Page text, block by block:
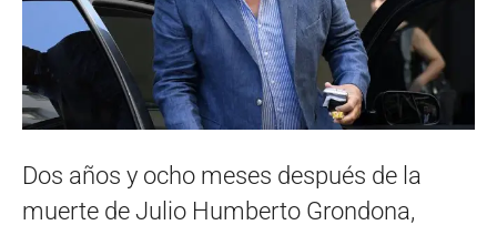
Dos años y ocho meses después de la
muerte de Julio Humberto Grondona,